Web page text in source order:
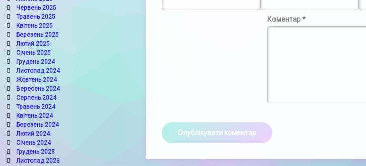
Коментар*
Червень 2025
Травень 2025
Квітень 2025
Березень 2025
Лютий 2025
Січень 2025
Грудень 2024
Листопад 2024
Жовтень 2024
Вересень 2024
Серпень 2024
Травень 2024
Квітень 2024
Березень 2024
Лютий 2024
Січень 2024
Грудень 2023
Листопад 2023